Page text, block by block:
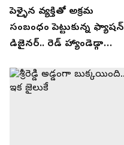
పెళ్ళైన వ్యక్తితో అక్రమ
సంబంధం పెట్టుకున్న ఫ్యాషన్
డిజైనర్.. రెడ్ హ్యాండెడ్గా